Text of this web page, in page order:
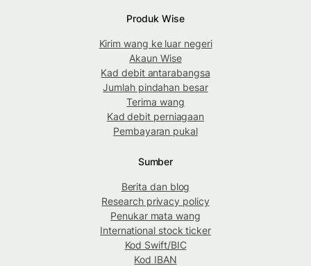
Produk Wise
Kirim wang ke luar negeri
Akaun Wise
Kad debit antarabangsa
Jumlah pindahan besar
Terima wang
Kad debit perniagaan
Pembayaran pukal
Sumber
Berita dan blog
Research privacy policy
Penukar mata wang
International stock ticker
Kod Swift/BIC
Kod IBAN